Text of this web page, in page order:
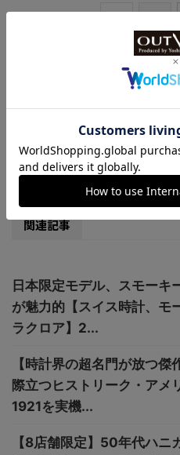
< 1
-ピックアップアイテム,小スライ
関連記事
日本限定モデル、スモーキ
が魅力的【スイス時計、モ
ラクロア】2...
【時計界の超名門が放つ傑
際立つヒストリーク・アメ
1921を実機...
【8店舗限定】50年代ハニ